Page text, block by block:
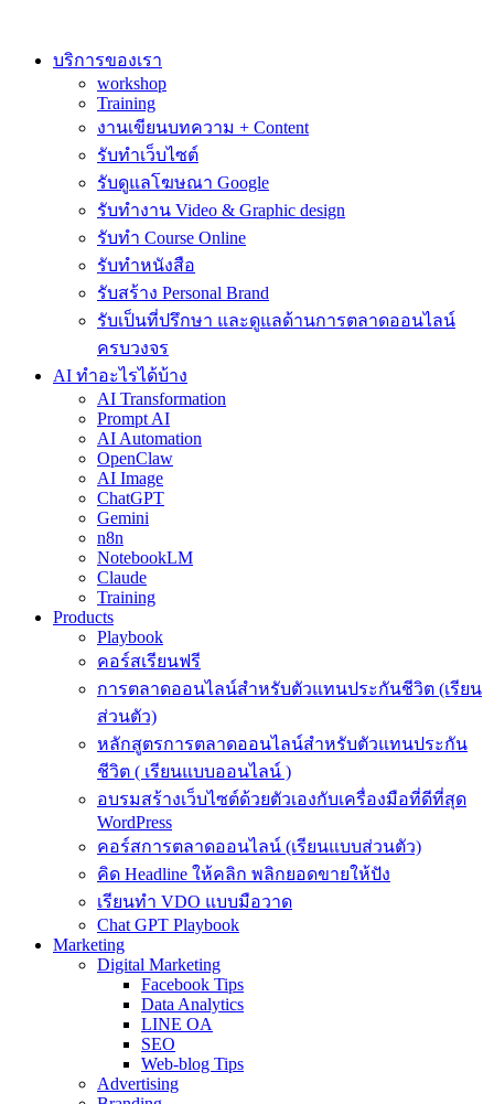
contentบริการของเรา
workshop
Training
งานเขียนบทความ + Content
รับทำเว็บไซต์
รับดูแลโฆษณา Google
รับทำงาน Video & Graphic design
รับทำ Course Online
รับทำหนังสือ
รับสร้าง Personal Brand
รับเป็นที่ปรึกษา และดูแลด้านการตลาดออนไลน์
ครบวงจร
AI ทำอะไรได้บ้าง
AI Transformation
Prompt AI
AI Automation
OpenClaw
AI Image
ChatGPT
Gemini
n8n
NotebookLM
Claude
Training
Products
Playbook
คอร์สเรียนฟรี
การตลาดออนไลน์สำหรับตัวแทนประกันชีวิต (เรียน
ส่วนตัว)
หลักสูตรการตลาดออนไลน์สำหรับตัวแทนประกัน
ชีวิต ( เรียนแบบออนไลน์ )
อบรมสร้างเว็บไซต์ด้วยตัวเองกับเครื่องมือที่ดีที่สุด
WordPress
คอร์สการตลาดออนไลน์ (เรียนแบบส่วนตัว)
คิด Headline ให้คลิก พลิกยอดขายให้ปัง
เรียนทำ VDO แบบมือวาด
Chat GPT Playbook
Marketing
Digital Marketing
Facebook Tips
Data Analytics
LINE OA
SEO
Web-blog Tips
Advertising